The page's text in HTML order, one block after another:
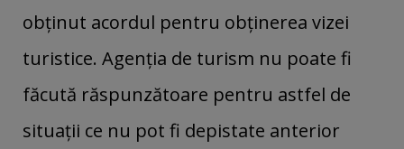
obţinut acordul pentru obţinerea vizei
turistice. Agenţia de turism nu poate fi
făcută răspunzătoare pentru astfel de
situaţii ce nu pot fi depistate anterior